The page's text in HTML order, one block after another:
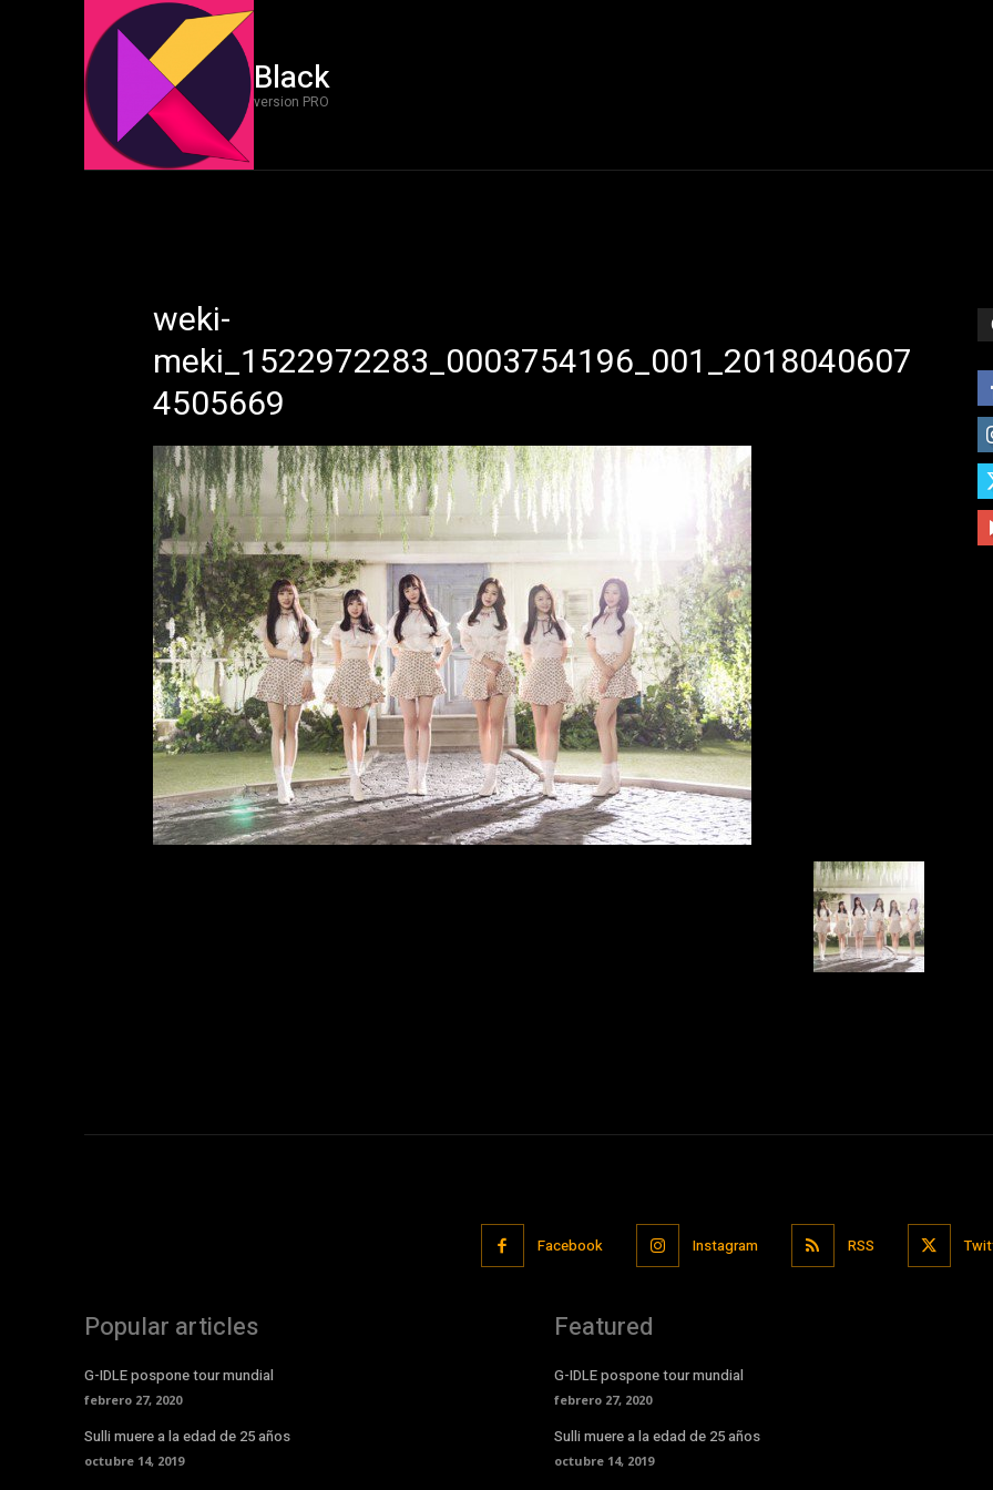
Black
version PRO
weki-
meki_1522972283_0003754196_001_2018040607
4505669
Facebook Instagram RSS
Popular articles
G-IDLE pospone tour mundial
febrero 27, 2020
Sulli muere a la edad de 25 años
octubre 14, 2019
Featured
G-IDLE pospone tour mundial
febrero 27, 2020
Sulli muere a la edad de 25 años
octubre 14, 2019